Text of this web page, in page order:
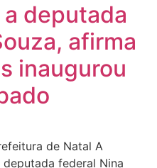
deputada
afirma
inaugurou
de Natal A
federal Nina